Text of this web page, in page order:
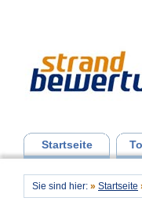
Startseite
Sie sind hier: » Startseite